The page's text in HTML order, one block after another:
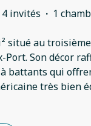
4 invités · 1
situé au
Port. Son décor
battants qui
très bien